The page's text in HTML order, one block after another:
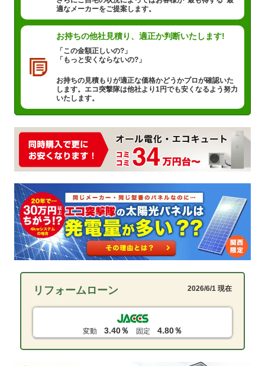
適なメーカーをご提案します。
お持ちの他社見積り、 適正か判断いたします!
「この金額正しいの?」
「もっと安くならないの?」
お持ちの見積もりが適正な価格かどうかプロが確認いた
します。エコ突撃隊は他社より1円でも安くなるよう努力
いたします。
リフォームローン 2026/6/1 現在
変動 3.40％ 固定 4.80％